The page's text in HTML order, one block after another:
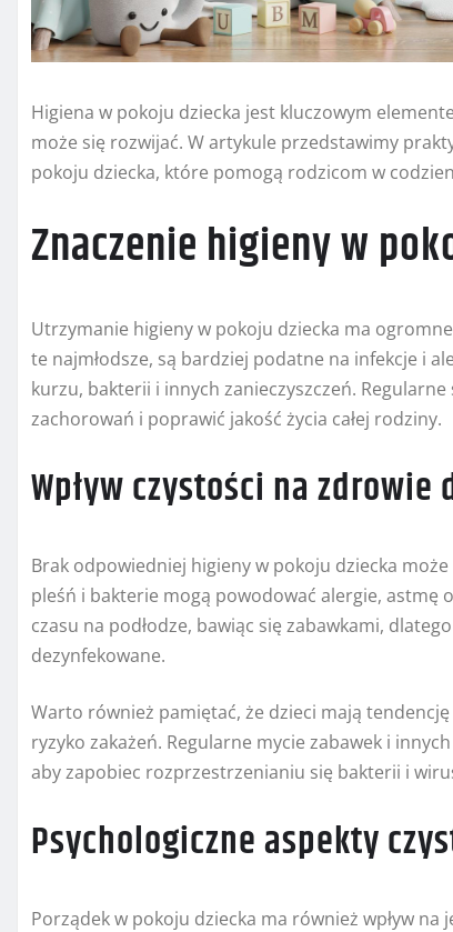
Higiena w pokoju dziecka jest kluczowym
może się rozwijać. W artykule przedstawimy
pokoju dziecka, które pomogą rodzicom w
Znaczenie higieny w
Utrzymanie higieny w pokoju dziecka ma
te najmłodsze, są bardziej podatne na infekcje i
kurzu, bakterii i innych zanieczyszczeń.
zachorowań i poprawić jakość życia całej rodziny.
Wpływ czystości na zdrowie
Brak odpowiedniej higieny w pokoju dziecka
pleśń i bakterie mogą powodować alergie, astmę
czasu na podłodze, bawiąc się zabawkami,
dezynfekowane.
Warto również pamiętać, że dzieci mają
ryzyko zakażeń. Regularne mycie zabawek i
aby zapobiec rozprzestrzenianiu się bakterii i
Psychologiczne aspekty
Porządek w pokoju dziecka ma również wpływ